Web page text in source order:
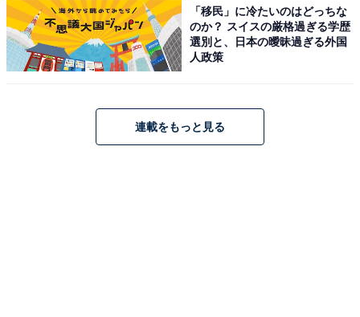
「移民」に冷たいのはどっちな
のか？ スイスの厳格過ぎる学歴
選別と、日本の曖昧過ぎる外国
人政策
連載をもっと見る